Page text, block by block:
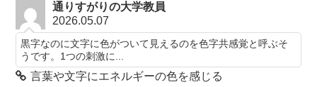
通りすがりの大学教員
2026.05.07
黒字なのに文字に色がついて見えるのを色字共感覚と呼ぶそ
うです。1つの刺激に...
言葉や文字にエネルギーの色を感じる